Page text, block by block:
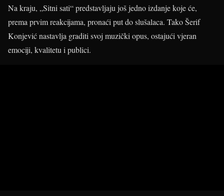
Na kraju, „Sitni sati“ predstavljaju još jedno izdanje koje će,
prema prvim reakcijama, pronaći put do slušalaca. Tako Šerif
Konjević nastavlja graditi svoj muzički opus, ostajući vjeran
emociji, kvalitetu i publici.